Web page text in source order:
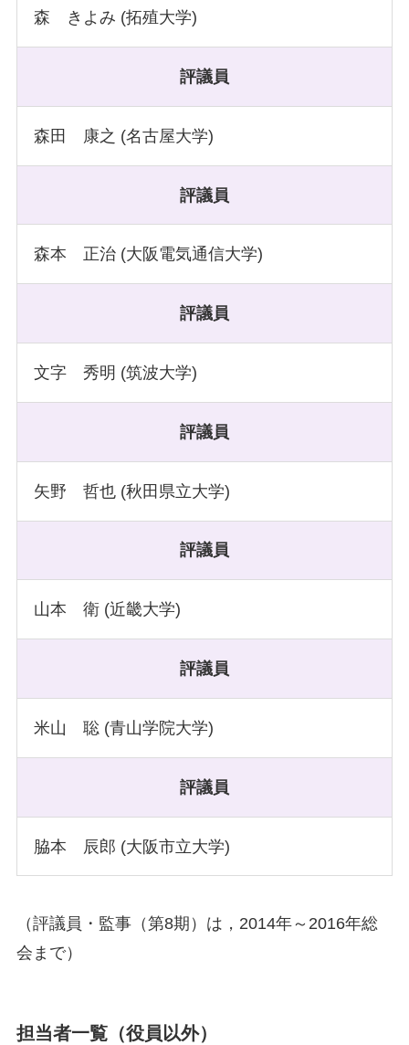
森 きよみ (拓殖大学)
評議員
森田 康之 (名古屋大学)
評議員
森本 正治 (大阪電気通信大学)
評議員
文字 秀明 (筑波大学)
評議員
矢野 哲也 (秋田県立大学)
評議員
山本 衛 (近畿大学)
評議員
米山 聡 (青山学院大学)
評議員
脇本 辰郎 (大阪市立大学)
（評議員・監事（第8期）は，2014年～2016年総
会まで）
担当者一覧（役員以外）